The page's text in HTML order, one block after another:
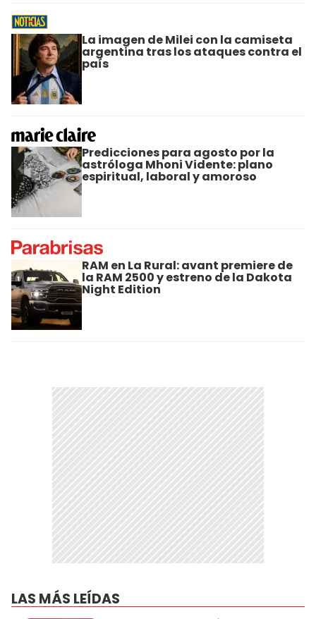
La imagen de Milei con la camiseta
argentina tras los ataques contra el
país
Predicciones para agosto por la
astróloga Mhoni Vidente: plano
espiritual, laboral y amoroso
RAM en La Rural: avant premiere de
la RAM 2500 y estreno de la Dakota
Night Edition
LAS MÁS LEÍDAS